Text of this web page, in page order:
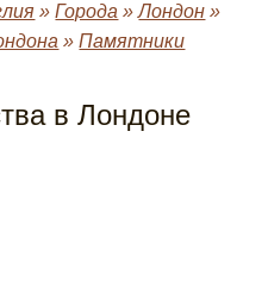
»Города »Лондон »
»Памятники
в Лондоне